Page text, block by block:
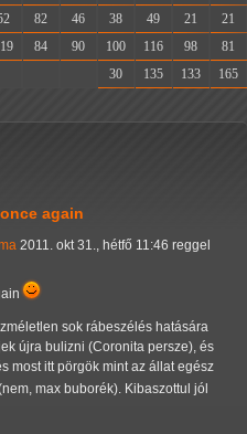
82 46 38 49 21
21
84 90 100 116 98
81
30 135 133 165
once again
2011. okt 31., hétfő 11:46 reggel
sok rábeszélés hatására
újra bulizni (Coronita persze), és
most itt pörgök mint az állat egész
max buborék). Kibaszottul jól